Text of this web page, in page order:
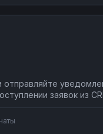
обработки лидов.
отправляйте
заявок из
мессенджер к